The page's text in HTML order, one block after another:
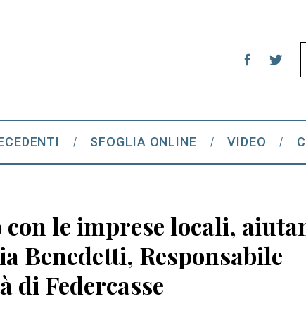
h
f
:
SFOGLIA ONLINE VIDEO
le imprese locali,
Benedetti, Responsabile
di Federcasse